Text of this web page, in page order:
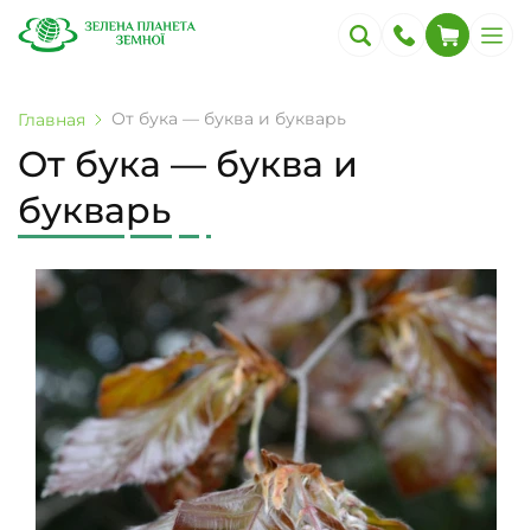
Главная От бука — буква и букварь
От бука — буква и
букварь